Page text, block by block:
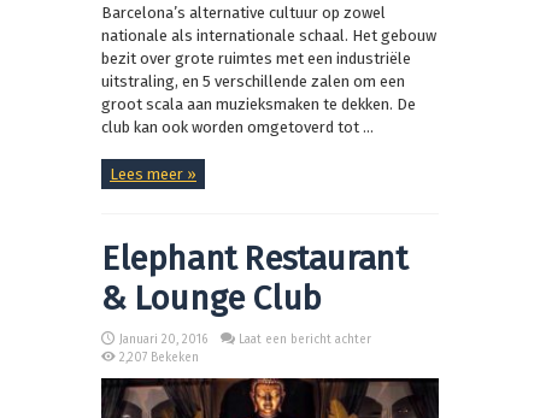
Barcelona’s alternative cultuur op zowel
nationale als internationale schaal. Het gebouw
bezit over grote ruimtes met een industriële
uitstraling, en 5 verschillende zalen om een
groot scala aan muzieksmaken te dekken. De
club kan ook worden omgetoverd tot ...
Lees meer »
Elephant Restaurant
& Lounge Club
Januari 20, 2016
Laat een bericht achter
2,207 Bekeken